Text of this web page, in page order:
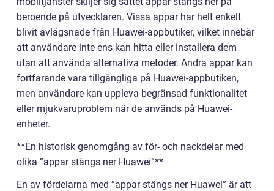
beroende på utvecklaren. Vissa appar har helt enkelt
blivit avlägsnade från Huawei-appbutiker, vilket innebär
att användare inte ens kan hitta eller installera dem
utan att använda alternativa metoder. Andra appar kan
fortfarande vara tillgängliga på Huawei-appbutiken,
men användare kan uppleva begränsad funktionalitet
eller mjukvaruproblem när de används på Huawei-
enheter.
**En historisk genomgång av för- och nackdelar med
olika ”appar stängs ner Huawei”**
En av fördelarna med ”appar stängs ner Huawei” är att